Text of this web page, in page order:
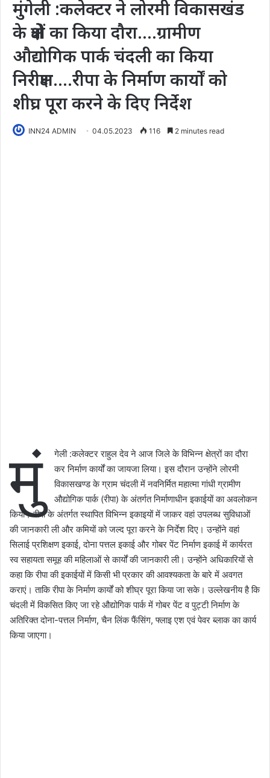
मुंगेली :कलेक्टर ने लोरमी विकासखंड
के क्षेत्रों का किया दौरा….ग्रामीण
औद्योगिक पार्क चंदली का किया
निरीक्षण….रीपा के निर्माण कार्यों को
शीघ्र पूरा करने के दिए निर्देश
INN24 ADMIN 04.05.2023 116 2 minutes read
मुं
गेली :कलेक्टर राहुल देव ने आज जिले के विभिन्न क्षेत्रों का दौरा
कर निर्माण कार्यों का जायजा लिया। इस दौरान उन्होंने लोरमी
विकासखण्ड के ग्राम चंदली में नवनिर्मित महात्मा गांधी ग्रामीण
औद्योगिक पार्क (रीपा) के अंतर्गत निर्माणाधीन इकाईयों का अवलोकन
किया। रीपा के अंतर्गत स्थापित विभिन्न इकाइयों में जाकर वहां उपलब्ध सुविधाओं
की जानकारी ली और कमियों को जल्द पूरा करने के निर्देश दिए। उन्होंने वहां
सिलाई प्रशिक्षण इकाई, दोना पत्तल इकाई और गोबर पेंट निर्माण इकाई में कार्यरत
स्व सहायता समूह की महिलाओं से कार्यों की जानकारी ली। उन्होंने अधिकारियों से
कहा कि रीपा की इकाईयों में किसी भी प्रकार की आवश्यकता के बारे में अवगत
कराएं। ताकि रीपा के निर्माण कार्यों को शीघ्र पूरा किया जा सके। उल्लेखनीय है कि
चंदली में विकसित किए जा रहे औद्योगिक पार्क में गोबर पेंट व पुट्टी निर्माण के
अतिरिक्त दोना-पत्तल निर्माण, चैन लिंक फैंसिंग, फ्लाइ एश एवं पेवर ब्लाक का कार्य
किया जाएगा।